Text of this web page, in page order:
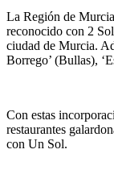
La Región de
reconocido con 2
ciudad de Murcia.
Borrego’ (Bullas),
Con estas
restaurantes
con Un Sol.